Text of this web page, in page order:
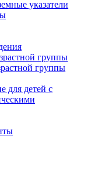
указатели
группы
группы
для детей с